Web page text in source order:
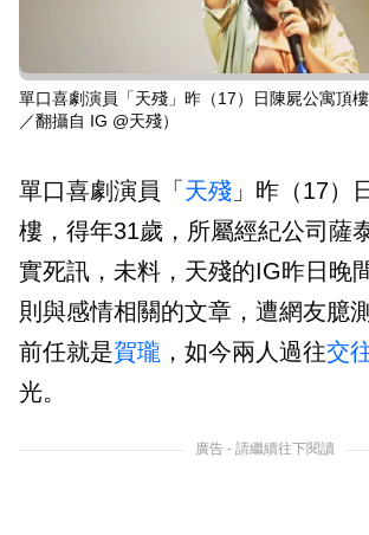
單口喜劇演員「天殘」昨（17）日陳屍公寓頂
／翻攝自 IG @天殘）
單口喜劇演員「 天殘 」昨（17）
樓，得年31歲，所屬經紀公司薩
實死訊，未料，天殘的IG昨日晚
則與感情相關的文章，遭網友臆
前任就是賀瓏 ，如今兩人過往交
光。
廣告 - 請繼續往下閱讀